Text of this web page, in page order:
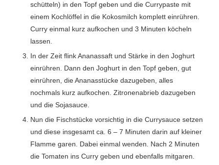
schütteln) in den Topf geben und die Currypaste mit
einem Kochlöffel in die Kokosmilch komplett einrühren.
Curry einmal kurz aufkochen und 3 Minuten köcheln
lassen.
In der Zeit flink Ananassaft und Stärke in den Joghurt
einrühren. Dann den Joghurt in den Topf geben, gut
einrühren, die Ananasstücke dazugeben, alles
nochmals kurz aufkochen. Zitronenabrieb dazugeben
und die Sojasauce.
Nun die Fischstücke vorsichtig in die Currysauce setzen
und diese insgesamt ca. 6 – 7 Minuten darin auf kleiner
Flamme garen. Dabei einmal wenden. Nach 2 Minuten
die Tomaten ins Curry geben und ebenfalls mitgaren.